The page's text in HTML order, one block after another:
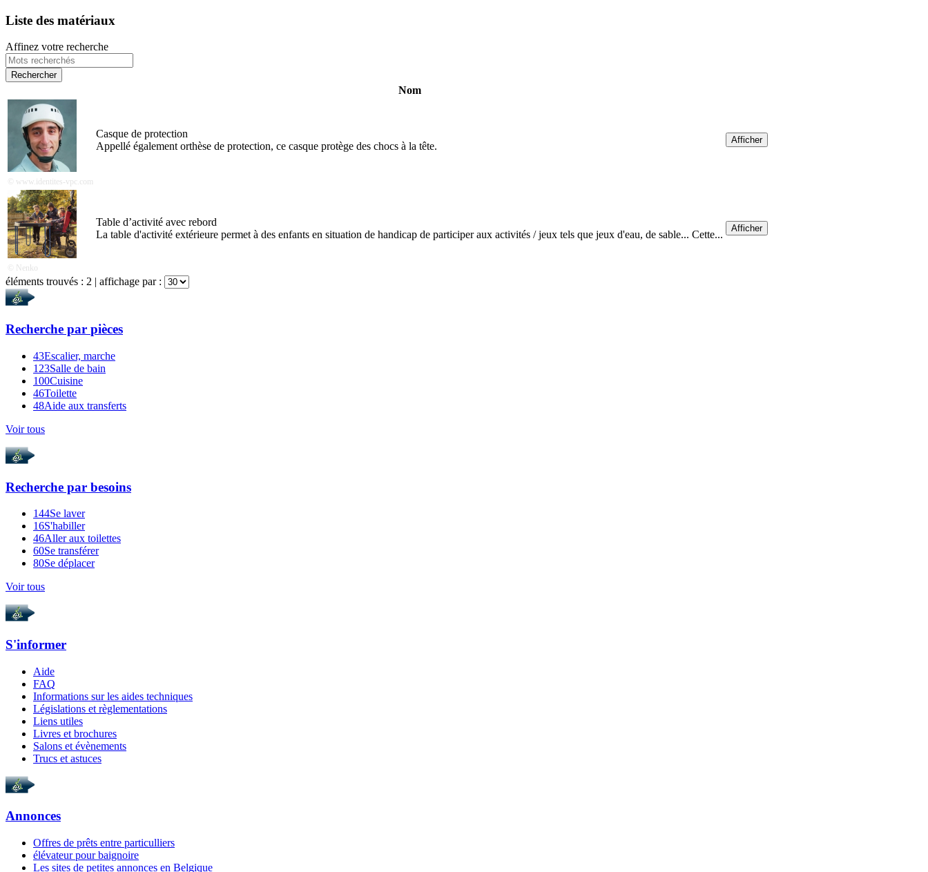
Liste des matériaux
Affinez votre recherche
Nom
© www.identites-vpc.com
Casque de protection
Appellé également orthèse de protection, ce casque protège des chocs à la tête.
Afficher
© Nenko
Table d’activité avec rebord
La table d'activité extérieure permet à des enfants en situation de handicap de participer aux activités / jeux tels que jeux d'eau, de sable... Cette...
Afficher
éléments trouvés : 2 | affichage par :
Recherche par pièces
43Escalier, marche
123Salle de bain
100Cuisine
46Toilette
48Aide aux transferts
Voir tous
Recherche par besoins
144Se laver
16S'habiller
46Aller aux toilettes
60Se transférer
80Se déplacer
Voir tous
S'informer
Aide
FAQ
Informations sur les aides techniques
Législations et règlementations
Liens utiles
Livres et brochures
Salons et évènements
Trucs et astuces
Annonces
Offres de prêts entre particulliers
élévateur pour baignoire
Les sites de petites annonces en Belgique